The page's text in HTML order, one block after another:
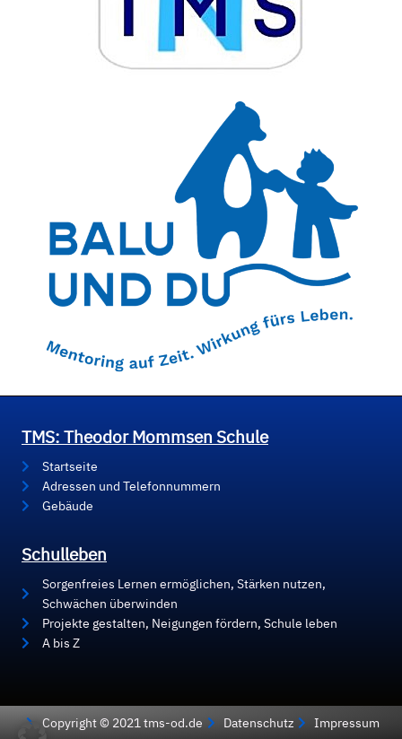
TMS: Theodor Mommsen Schule
Startseite
Adressen und Telefonnummern
Gebäude
Schulleben
Sorgenfreies Lernen ermöglichen, Stärken nutzen,
Schwächen überwinden
Projekte gestalten, Neigungen fördern, Schule leben
A bis Z
Copyright © 2021 tms-od.de Datenschutz Impressum